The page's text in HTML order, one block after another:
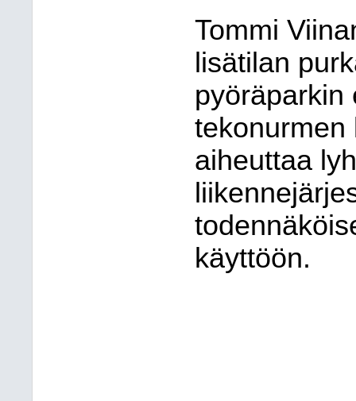
Tommi
lisätilan
pyöräparkin
tekonurmen
aiheuttaa
käyttöön.